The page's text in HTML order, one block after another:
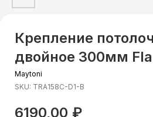
Крепление
двойное 300мм
Maytoni
SKU: TRA158C-D1-B
6190,00 ₽